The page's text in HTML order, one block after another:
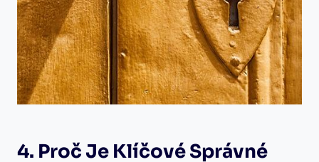
4. Proč Je Klíčové Správné